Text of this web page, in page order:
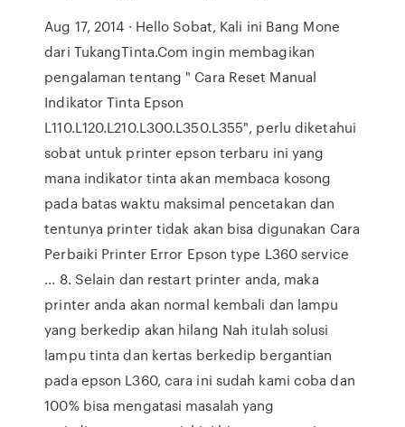
Aug 17, 2014 · Hello Sobat, Kali ini Bang Mone
dari TukangTinta.Com ingin membagikan
pengalaman tentang " Cara Reset Manual
Indikator Tinta Epson
L110.L120.L210.L300.L350.L355", perlu diketahui
sobat untuk printer epson terbaru ini yang
mana indikator tinta akan membaca kosong
pada batas waktu maksimal pencetakan dan
tentunya printer tidak akan bisa digunakan Cara
Perbaiki Printer Error Epson type L360 service
... 8. Selain dan restart printer anda, maka
printer anda akan normal kembali dan lampu
yang berkedip akan hilang Nah itulah solusi
lampu tinta dan kertas berkedip bergantian
pada epson L360, cara ini sudah kami coba dan
100% bisa mengatasi masalah yang